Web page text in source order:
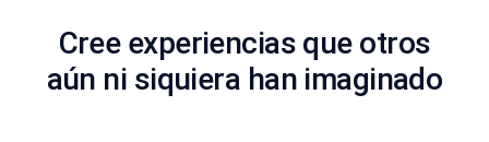
Cree experiencias que otros
aún ni siquiera han imaginado